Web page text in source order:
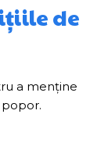
de
a menține